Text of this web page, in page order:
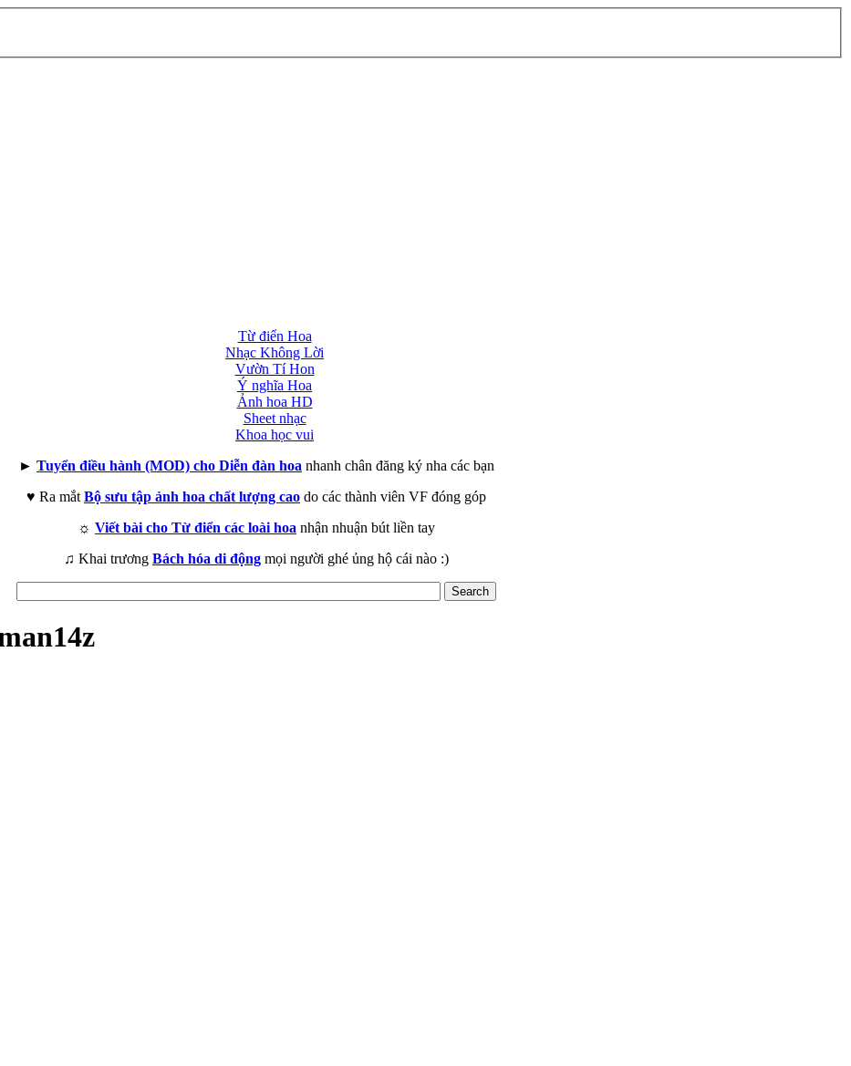
Từ điển Hoa
Nhạc Không Lời
Vườn Tí Hon
Ý nghĩa Hoa
Ảnh hoa HD
Sheet nhạc
Khoa học vui
► Tuyển điều hành (MOD) cho Diễn đàn hoa nhanh chân đăng ký nha các bạn
♥ Ra mắt Bộ sưu tập ảnh hoa chất lượng cao do các thành viên VF đóng góp
☼ Viết bài cho Từ điển các loài hoa nhận nhuận bút liền tay
♫ Khai trương Bách hóa di động mọi người ghé ủng hộ cái nào :)